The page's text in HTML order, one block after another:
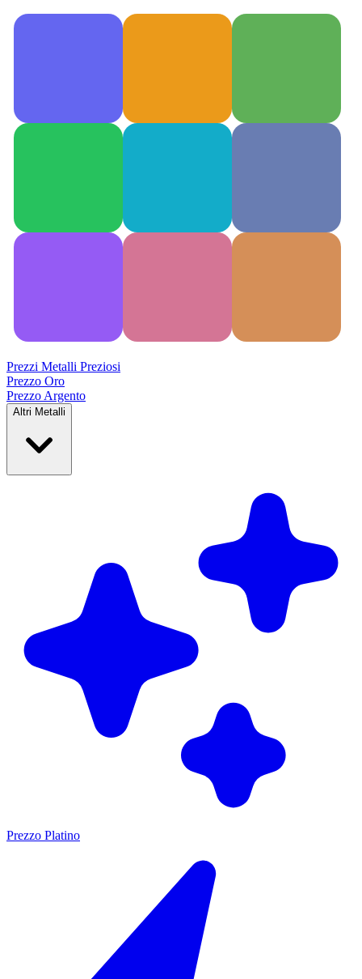
Prezzi Metalli Preziosi
Prezzo Oro
Prezzo Argento
Altri Metalli
Prezzo Platino